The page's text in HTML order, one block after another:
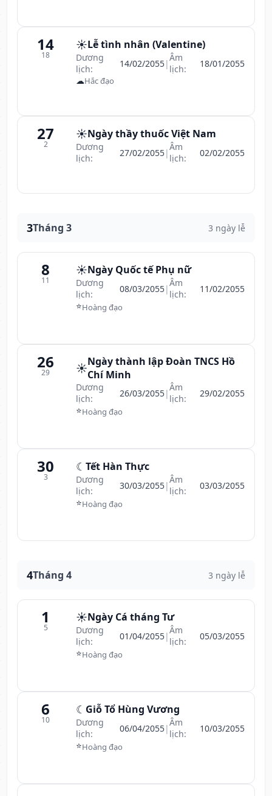
14
18
☀️Lễ tình nhân (Valentine)
Dương
lịch:
14/02/2055|Âm
lịch:
18/01/2055
☁Hắc đạo
27
2
☀️Ngày thầy thuốc Việt Nam
Dương
lịch:
27/02/2055|Âm
lịch:
02/02/2055
3Tháng 3 3 ngày lễ
8
11
☀️Ngày Quốc tế Phụ nữ
Dương
lịch:
08/03/2055|Âm
lịch:
11/02/2055
⭐Hoàng đạo
26
29 ☀️Ngày thành lập Đoàn TNCS Hồ
Chí Minh
Dương
lịch:
26/03/2055|Âm
lịch:
29/02/2055
⭐Hoàng đạo
30
3
☾ Tết Hàn Thực
Dương
lịch:
30/03/2055|Âm
lịch:
03/03/2055
⭐Hoàng đạo
4Tháng 4 3 ngày lễ
1
5
☀️Ngày Cá tháng Tư
Dương
lịch:
01/04/2055|Âm
lịch:
05/03/2055
⭐Hoàng đạo
6
10
☾ Giỗ Tổ Hùng Vương
Dương
lịch:
06/04/2055|Âm
lịch:
10/03/2055
⭐Hoàng đạo